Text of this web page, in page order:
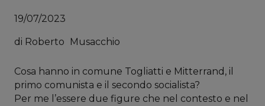
19/07/2023
di Roberto Musacchio
Cosa hanno in comune Togliatti e Mitterrand, il
primo comunista e il secondo socialista?
Per me l’essere due figure che nel contesto e nel